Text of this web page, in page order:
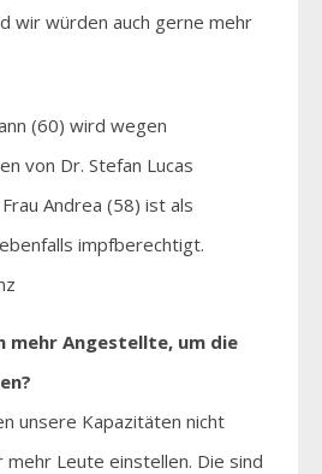
wir würden auch gerne mehr
(60) wird wegen
von Dr. Stefan Lucas
Andrea (58) ist als
impfberechtigt.
mehr Angestellte, um die
unsere Kapazitäten nicht
Leute einstellen. Die sind